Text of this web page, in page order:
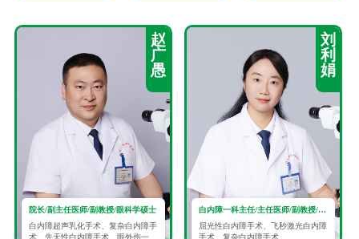
赵
广
愚
院长/副主任医师/副教授/眼科学硕士
白内障超声乳化手术、复杂白内障手
刘
利
娟
白内障一科主任/主任医师/副教授/眼科学硕士
屈光性白内障手术、飞秒激光白内障